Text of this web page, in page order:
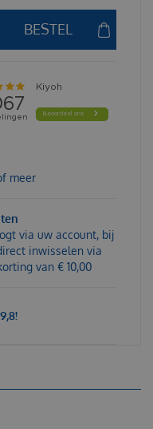
meer
via uw account, bij
inwisselen via
van € 10,00